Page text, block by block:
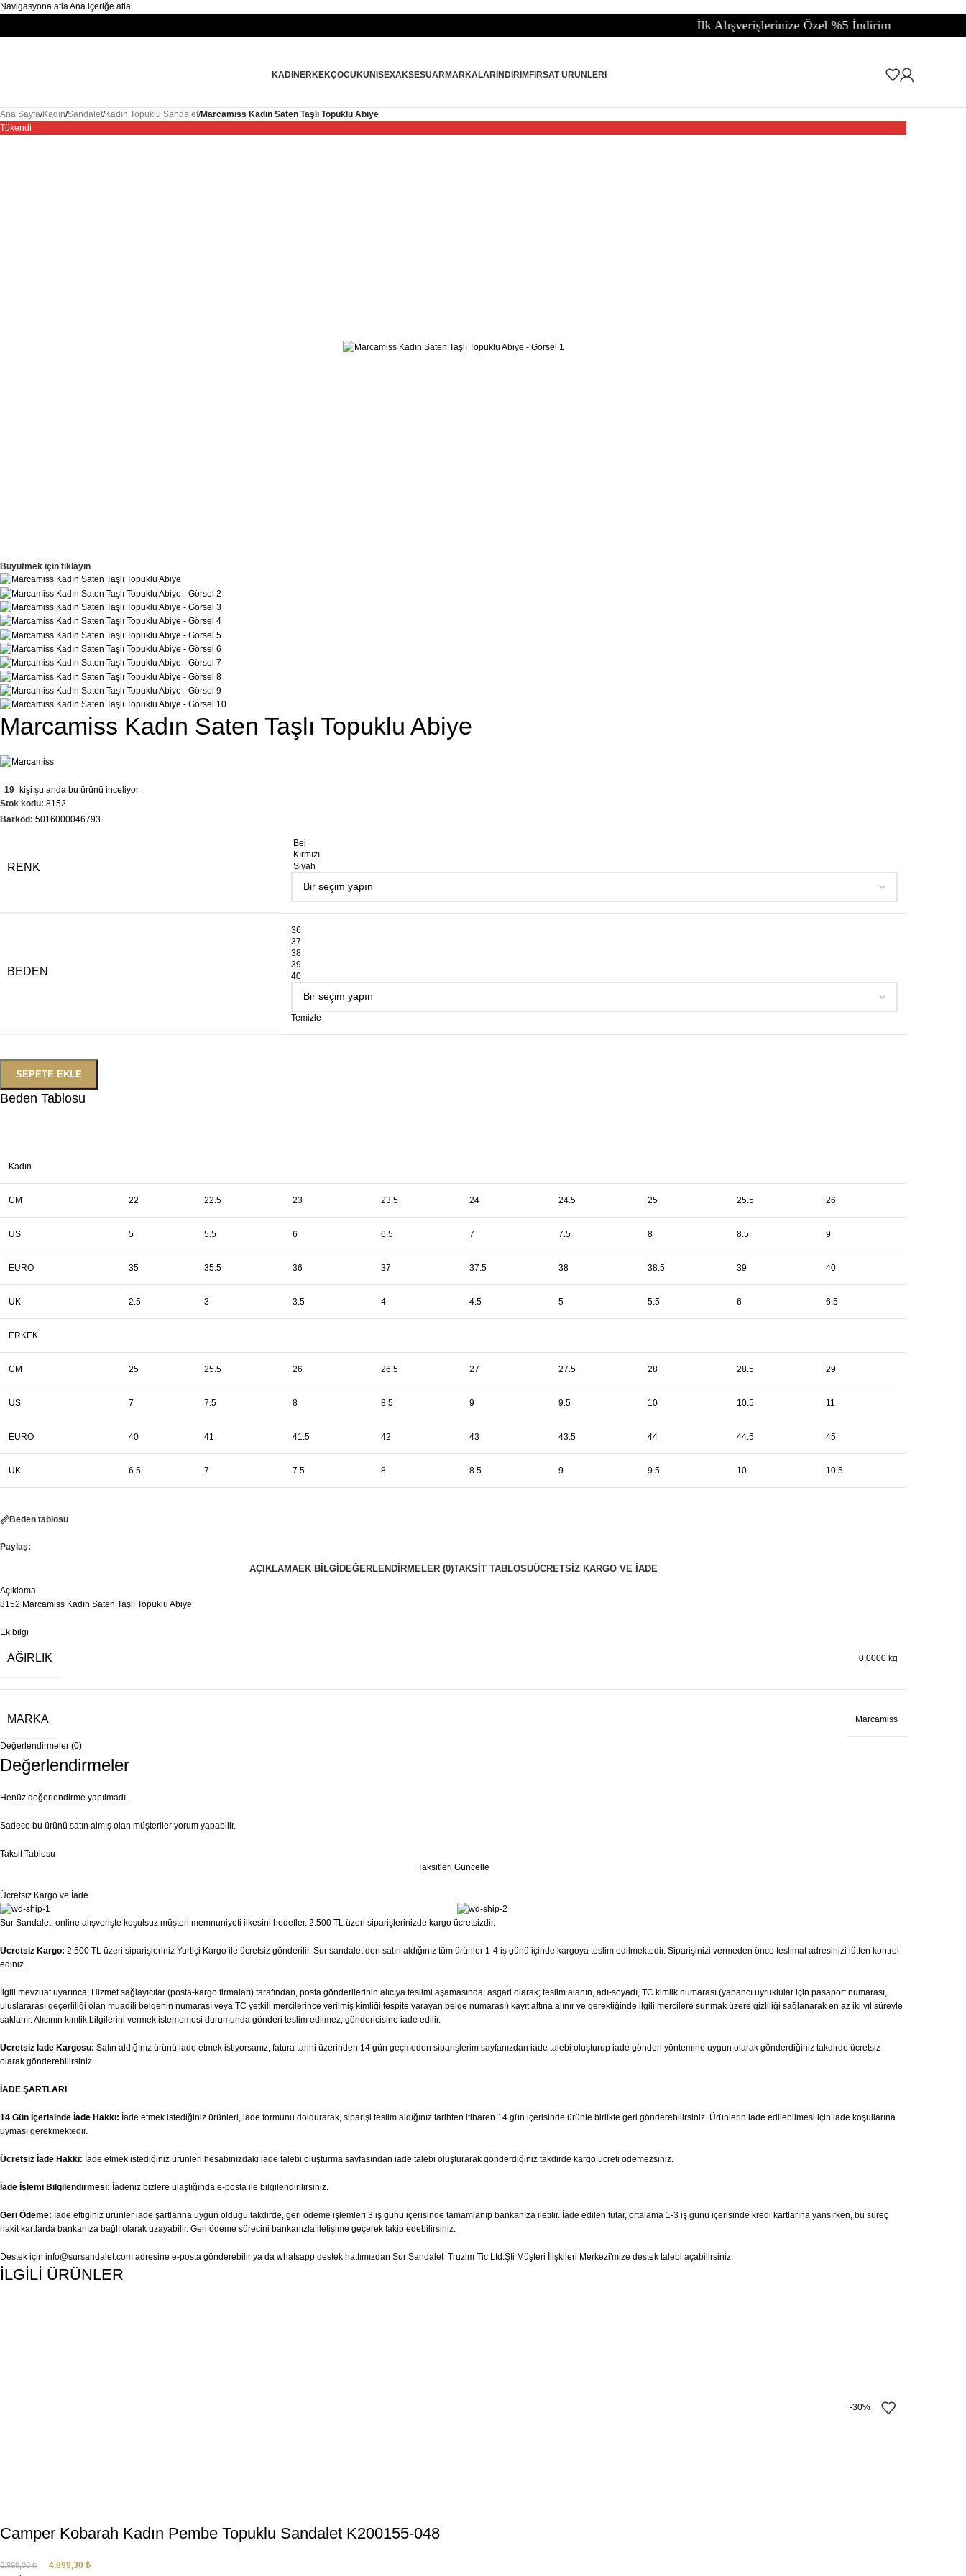
Navigasyona atlaAna içeriğe atla
İlk Alışverişlerinize Özel %5 İndirim
KADIN ERKEKÇOCUKUNISEXAKSESUARMARKALARİNDIRIM FIRSAT ÜRÜNLERI
Ana Sayfa/Kadın/Sandalet/Kadın Topuklu Sandalet/Marcamiss Kadın Saten Taşlı Topuklu Abiye
Tükendi
Büyütmek için tıklayın
Marcamiss Kadın Saten Taşlı Topuklu Abiye
19 kişi şu anda bu ürünü inceliyor
Stok kodu: 8152
Barkod: 5016000046793
RENK
Bej
Kırmızı
Siyah
BEDEN
36
37
38
39
40
Temizle
SEPETE EKLE
Beden Tablosu
Kadın
CM 22 22.5 23 23.5 24 24.5 25 25.5 26
US 5 5.5 6 6.5 7 7.5 8 8.5 9
EURO 35 35.5 36 37 37.5 38 38.5 39 40
UK 2.5 3 3.5 4 4.5 5 5.5 6 6.5
ERKEK
CM 25 25.5 26 26.5 27 27.5 28 28.5 29
US 7 7.5 8 8.5 9 9.5 10 10.5 11
EURO 40 41 41.5 42 43 43.5 44 44.5 45
UK 6.5 7 7.5 8 8.5 9 9.5 10 10.5
Beden tablosu
Paylaş:
AÇIKLAMAEK BILGIDEĞERLENDIRMELER (0)TAKSIT TABLOSUÜCRETSIZ KARGO VE İADE
Açıklama
8152 Marcamiss Kadın Saten Taşlı Topuklu Abiye
Ek bilgi
AĞIRLIK 0,0000 kg
MARKA Marcamiss
Değerlendirmeler (0)
Değerlendirmeler
Henüz değerlendirme yapılmadı.
Sadece bu ürünü satın almış olan müşteriler yorum yapabilir.
Taksit Tablosu
Taksitleri Güncelle
Ücretsiz Kargo ve İade
Sur Sandalet, online alışverişte koşulsuz müşteri memnuniyeti ilkesini hedefler. 2.500 TL üzeri siparişlerinizde kargo ücretsizdir.
Ücretsiz Kargo: 2.500 TL üzeri siparişleriniz Yurtiçi Kargo ile ücretsiz gönderilir. Sur sandalet’den satın aldığınız tüm ürünler 1-4 iş günü içinde kargoya teslim edilmektedir. Siparişinizi vermeden önce teslimat adresinizi lütfen kontrol
ediniz.
İlgili mevzuat uyarınca; Hizmet sağlayıcılar (posta-kargo firmaları) tarafından, posta gönderilerinin alıcıya teslimi aşamasında; asgari olarak; teslim alanın, adı-soyadı, TC kimlik numarası (yabancı uyruklular için pasaport numarası,
uluslararası geçerliliği olan muadili belgenin numarası veya TC yetkili mercilerince verilmiş kimliği tespite yarayan belge numarası) kayıt altına alınır ve gerektiğinde ilgili mercilere sunmak üzere gizliliği sağlanarak en az iki yıl süreyle
saklanır. Alıcının kimlik bilgilerini vermek istememesi durumunda gönderi teslim edilmez, göndericisine iade edilir.
Ücretsiz İade Kargosu: Satın aldığınız ürünü iade etmek istiyorsanız, fatura tarihi üzerinden 14 gün geçmeden siparişlerim sayfanızdan iade talebi oluşturup iade gönderi yöntemine uygun olarak gönderdiğiniz takdirde ücretsiz
olarak gönderebilirsiniz.
İADE ŞARTLARI
14 Gün İçerisinde İade Hakkı: İade etmek istediğiniz ürünleri, iade formunu doldurarak, siparişi teslim aldığınız tarihten itibaren 14 gün içerisinde ürünle birlikte geri gönderebilirsiniz. Ürünlerin iade edilebilmesi için iade koşullarına
uyması gerekmektedir.
Ücretsiz İade Hakkı: İade etmek istediğiniz ürünleri hesabınızdaki iade talebi oluşturma sayfasından iade talebi oluşturarak gönderdiğiniz takdirde kargo ücreti ödemezsiniz.
İade İşlemi Bilgilendirmesi: İadeniz bizlere ulaştığında e-posta ile bilgilendirilirsiniz.
Geri Ödeme: İade ettiğiniz ürünler iade şartlarına uygun olduğu takdirde, geri ödeme işlemleri 3 iş günü içerisinde tamamlanıp bankanıza iletilir. İade edilen tutar, ortalama 1-3 iş günü içerisinde kredi kartlarına yansırken, bu süreç
nakit kartlarda bankanıza bağlı olarak uzayabilir. Geri ödeme sürecini bankanızla iletişime geçerek takip edebilirsiniz.
Destek için info@sursandalet.com adresine e-posta gönderebilir ya da whatsapp destek hattımızdan Sur Sandalet Truzim Tic.Ltd.Şti Müşteri İlişkileri Merkezi'mize destek talebi açabilirsiniz.
İLGİLİ ÜRÜNLER
-30%
Camper Kobarah Kadın Pembe Topuklu Sandalet K200155-048
6.999,00₺ 4.899,30 ₺